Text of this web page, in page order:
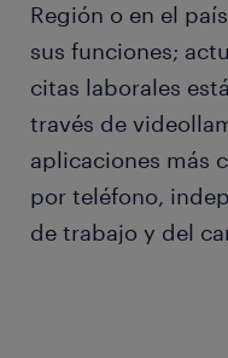
Región o en el
sus funciones;
citas laborales
través de
aplicaciones más
por teléfono,
de trabajo y del